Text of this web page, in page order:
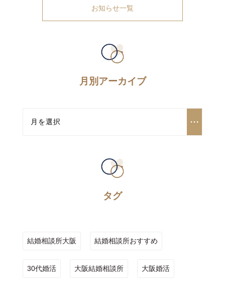
お知らせ一覧
月別アーカイブ
タグ
結婚相談所大阪 結婚相談所おすすめ
30代婚活 大阪結婚相談所 大阪婚活